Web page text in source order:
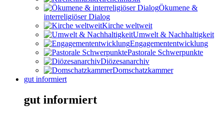
Ökumene &
interreligiöser Dialog
Kirche weltweit
Umwelt & Nachhaltigkeit
Engagemententwicklung
Pastorale Schwerpunkte
Diözesanarchiv
Domschatzkammer
gut informiert
gut informiert